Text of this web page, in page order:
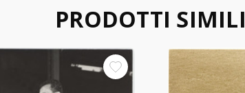
PRODOTTI SIMILI